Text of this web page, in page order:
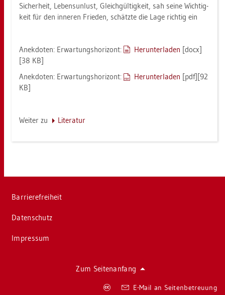
Si­cher­heit, Le­bens­un­lust, Gleich­gül­tig­keit, sah seine Wich­tig­
keit für den in­ne­ren Frie­den, schätz­te die Lage rich­tig ein
An­ek­do­ten: Er­war­tungs­ho­ri­zont: Her­un­ter­la­den [docx]
[38 KB]
An­ek­do­ten: Er­war­tungs­ho­ri­zont:
Her­un­ter­la­den [pdf][92
KB]
Wei­ter zu Li­te­ra­tur
Bar­rie­re­frei­heit
Da­ten­schutz
Im­pres­sum
Zum Sei­ten­an­fang
E-Mail an Sei­ten­be­treu­ung
Co­